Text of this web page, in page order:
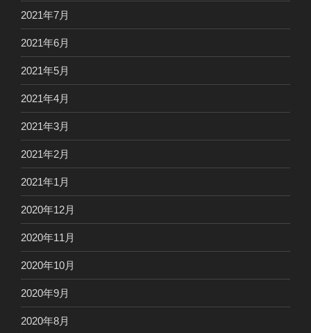
2021年7月
2021年6月
2021年5月
2021年4月
2021年3月
2021年2月
2021年1月
2020年12月
2020年11月
2020年10月
2020年9月
2020年8月